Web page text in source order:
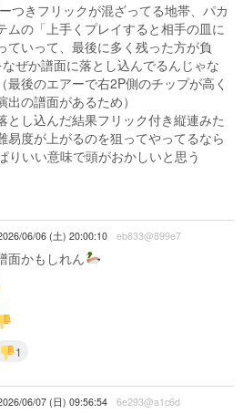
つきフリックが混ざってる地帯、パカ
ムの「上手くプレイすると相手の皿に
ていって、最後に多く残った方が負
ぜか譜面に落とし込んでるんじゃな
最後のエアーで右2P側のチップが高く
の譜面があるため）
とし込んだ結果フリック付き縦連みた
易度が上がるのを狙ってやってるなら
りいい意味で頭がおかしいと思う
06/06 (土) 20:00:10 eb633@899e7
面かもしれん
1
06/07 (日) 09:56:54 6e293@a1c6d